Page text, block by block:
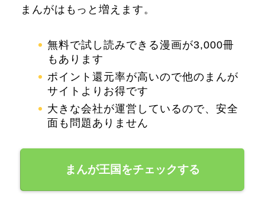
まんがはもっと増えます。
無料で試し読みできる漫画が3,000冊
もあります
ポイント還元率が高いので他のまんが
サイトよりお得です
大きな会社が運営しているので、安全
面も問題ありません
まんが王国をチェックする